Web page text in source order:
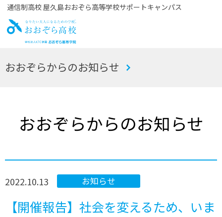
通信制高校 屋久島おおぞら高等学校サポートキャンパス
お
おおぞらからのお知らせ
おおぞらからのお知らせ
2022.10.13 お知らせ
【開催報告】社会を変えるため、いま